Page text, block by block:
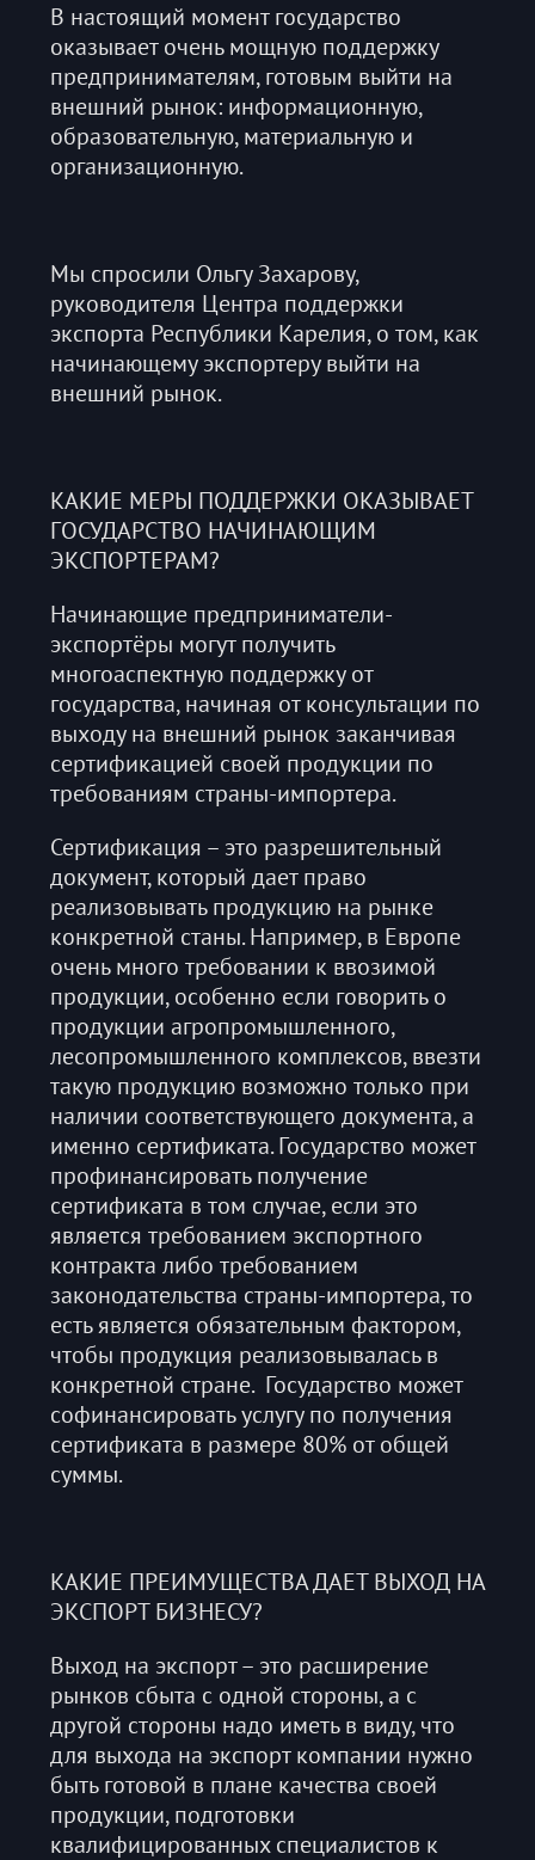
В настоящий момент государство
оказывает очень мощную поддержку
предпринимателям, готовым выйти на
внешний рынок: информационную,
образовательную, материальную и
организационную.
Мы спросили Ольгу Захарову,
руководителя Центра поддержки
экспорта Республики Карелия, о том, как
начинающему экспортеру выйти на
внешний рынок.
КАКИЕ МЕРЫ ПОДДЕРЖКИ ОКАЗЫВАЕТ
ГОСУДАРСТВО НАЧИНАЮЩИМ
ЭКСПОРТЕРАМ?
Начинающие предприниматели-
экспортёры могут получить
многоаспектную поддержку от
государства, начиная от консультации по
выходу на внешний рынок заканчивая
сертификацией своей продукции по
требованиям страны-импортера.
Сертификация – это разрешительный
документ, который дает право
реализовывать продукцию на рынке
конкретной станы. Например, в Европе
очень много требовании к ввозимой
продукции, особенно если говорить о
продукции агропромышленного,
лесопромышленного комплексов, ввезти
такую продукцию возможно только при
наличии соответствующего документа, а
именно сертификата. Государство может
профинансировать получение
сертификата в том случае, если это
является требованием экспортного
контракта либо требованием
законодательства страны-импортера, то
есть является обязательным фактором,
чтобы продукция реализовывалась в
конкретной стране. Государство может
софинансировать услугу по получения
сертификата в размере 80% от общей
суммы.
КАКИЕ ПРЕИМУЩЕСТВА ДАЕТ ВЫХОД НА
ЭКСПОРТ БИЗНЕСУ?
Выход на экспорт – это расширение
рынков сбыта с одной стороны, а с
другой стороны надо иметь в виду, что
для выхода на экспорт компании нужно
быть готовой в плане качества своей
продукции, подготовки
квалифицированных специалистов к